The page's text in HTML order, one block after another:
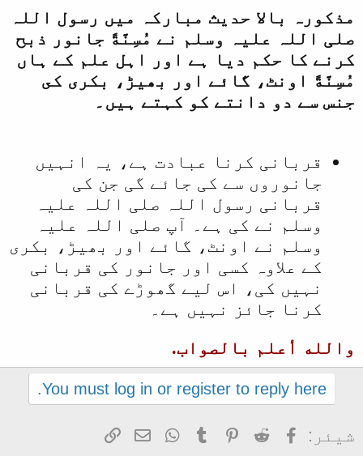
مذکورہ بالا حدیث مبارکہ میں رسول اللہ
صلی اللہ علیہ وسلم نے مُسِنَّةً جانور ذبح
کرنے کا حکم دیا ہے اور اہل علم کے ہاں
مُسِنَّةً اونٹ، گائے اور بھیڑ، بكرى كى
جنس سے دو دانتے كو كہتے ہيں۔
قربانی کرنا عبادت ہے، یہ انہیں
جانوروں سے کی جائے گی جن کی
قربانی رسول اللہ صلی اللہ علیہ
وسلم نے کی ہے۔ آپ صلی اللہ علیہ
وسلم نے اونٹ، گائے اور بھیڑ، بکری
کے علاوہ کسی اور جانور کی قربانی
نہیں کی، اس لیے گھوڑے کی قربانی
کرنا جائز نہیں ہے۔
والله أعلم بالصواب.
You must log in or register to reply here.
شیئر: Facebook
Reddit
Pinterest
Tumblr
WhatsApp
ای میل
Link